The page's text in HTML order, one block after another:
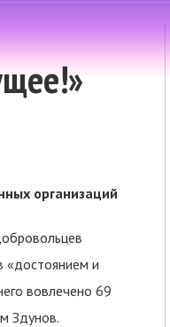
организаций
«достоянием и
вовлечено 69
Здунов.